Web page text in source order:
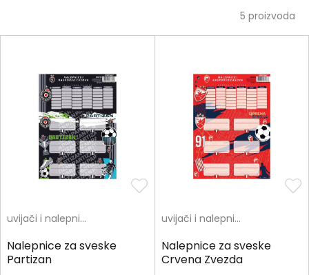
5 proizvoda
uvijači i nalepnice
Nalepnice za sveske
Partizan
uvijači i nalepnice
Nalepnice za sveske
Crvena Zvezda